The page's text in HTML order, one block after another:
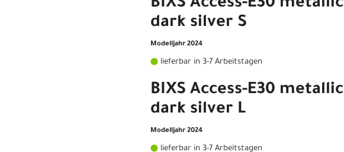
BIXS Access-E30 metallic
dark silver S
Modelljahr 2024
lieferbar in 3-7 Arbeitstagen
BIXS Access-E30 metallic
dark silver L
Modelljahr 2024
lieferbar in 3-7 Arbeitstagen